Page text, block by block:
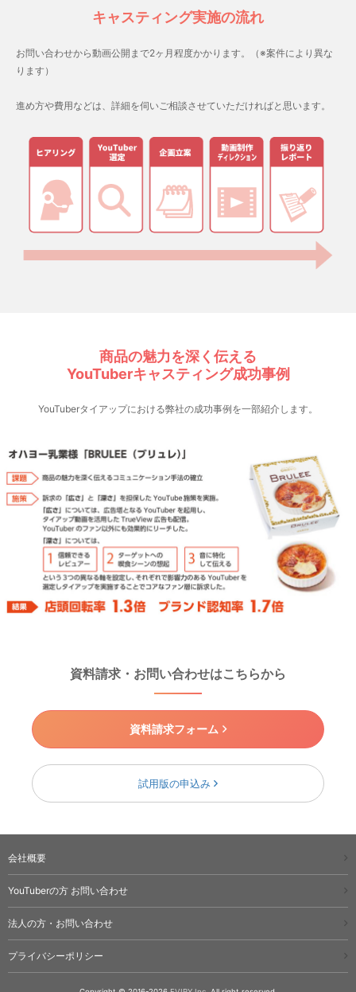
キャスティング実施の流れ
お問い合わせから動画公開まで2ヶ月程度かかります。（※案件により異な
ります）
進め方や費用などは、詳細を伺いご相談させていただければと思います。
商品の魅力を深く伝える
YouTuberキャスティング成功事例
YouTuberタイアップにおける弊社の成功事例を一部紹介します。
資料請求・お問い合わせはこちらから
資料請求フォーム
試用版の申込み
会社概要
YouTuberの方 お問い合わせ
法人の方・お問い合わせ
プライバシーポリシー